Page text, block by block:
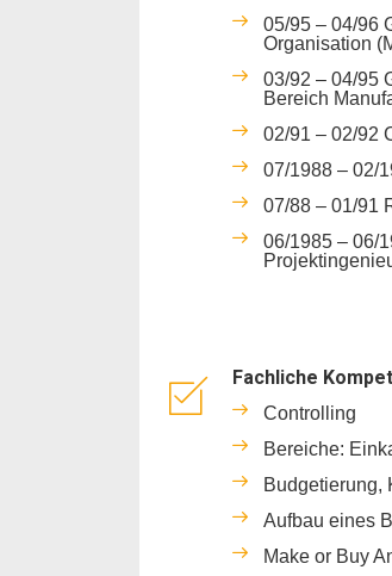
05/95 – 04/96
Organisation
03/92 – 04/95
Bereich
02/91 – 02/92
07/1988 – 02/
07/88 – 01/91
06/1985 – 06/
Fachliche
Controlling
Bereiche:
Budgetierung,
Aufbau eines
Make or Buy